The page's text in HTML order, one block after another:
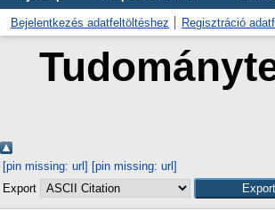
Bejelentkezés adatfeltöltéshez Regisztráció
[pin missing: url] [pin missing: url]
Export